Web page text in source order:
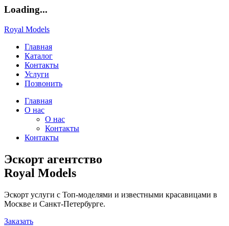
Loading...
Royal Models
Главная
Каталог
Контакты
Услуги
Позвонить
Главная
О нас
О нас
Контакты
Контакты
Эскорт агентство
Royal Models
Эскорт услуги с Топ-моделями и известными красавицами в
Москве и Санкт-Петербурге.
Заказать